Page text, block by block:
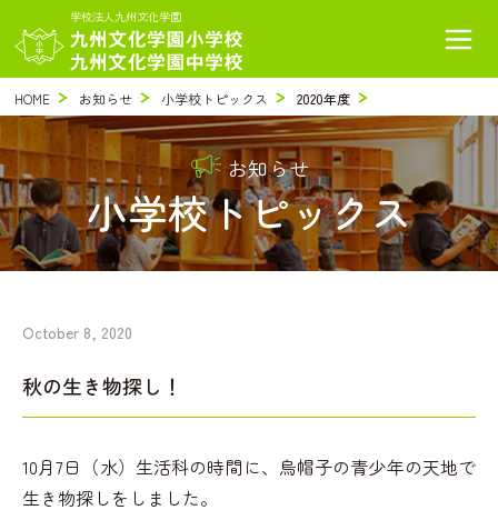
学校法人九州文化学園
HOME お知らせ 小学校トピックス 2020年度
お知らせ
小学校トピックス
October 8, 2020
秋の生き物探し！
10月7日（水）生活科の時間に、烏帽子の青少年の天地で
生き物探しをしました。